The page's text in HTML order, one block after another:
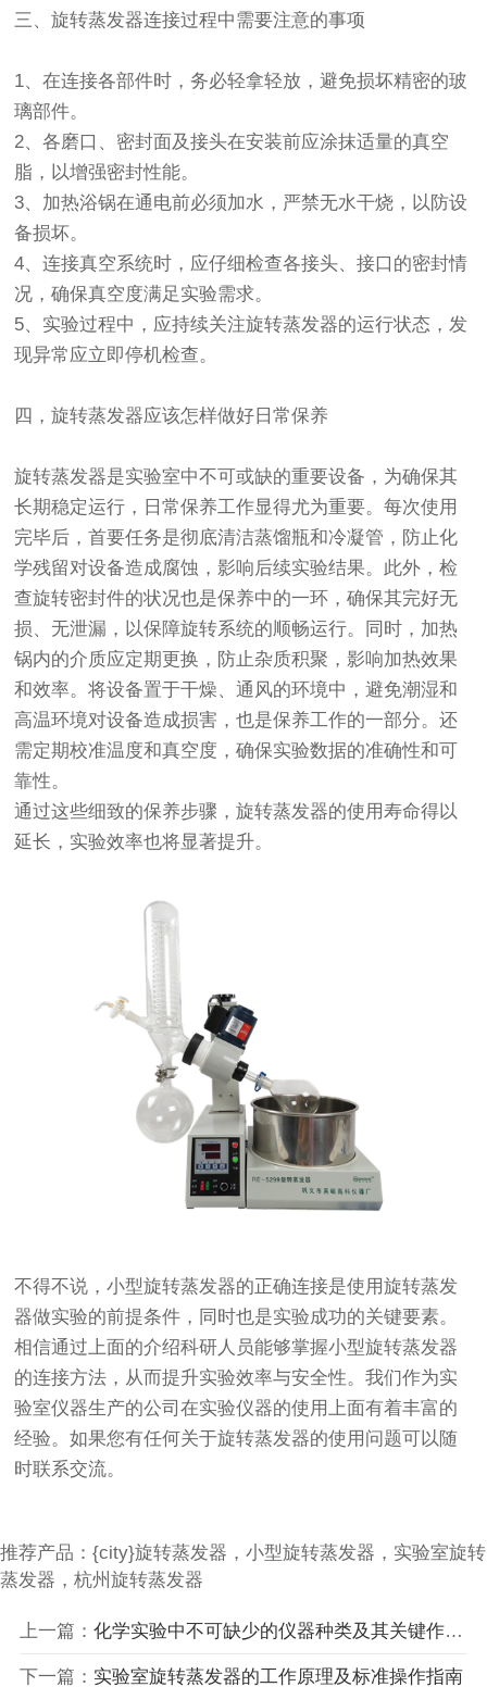
三、旋转蒸发器连接过程中需要注意的事项
1、在连接各部件时，务必轻拿轻放，避免损坏精密的玻
璃部件。
2、各磨口、密封面及接头在安装前应涂抹适量的真空
脂，以增强密封性能。
3、加热浴锅在通电前必须加水，严禁无水干烧，以防设
备损坏。
4、连接真空系统时，应仔细检查各接头、接口的密封情
况，确保真空度满足实验需求。
5、实验过程中，应持续关注旋转蒸发器的运行状态，发
现异常应立即停机检查。
四，旋转蒸发器应该怎样做好日常保养
旋转蒸发器是实验室中不可或缺的重要设备，为确保其
长期稳定运行，日常保养工作显得尤为重要。每次使用
完毕后，首要任务是彻底清洁蒸馏瓶和冷凝管，防止化
学残留对设备造成腐蚀，影响后续实验结果。此外，检
查旋转密封件的状况也是保养中的一环，确保其完好无
损、无泄漏，以保障旋转系统的顺畅运行。同时，加热
锅内的介质应定期更换，防止杂质积聚，影响加热效果
和效率。将设备置于干燥、通风的环境中，避免潮湿和
高温环境对设备造成损害，也是保养工作的一部分。还
需定期校准温度和真空度，确保实验数据的准确性和可
靠性。
通过这些细致的保养步骤，旋转蒸发器的使用寿命得以
延长，实验效率也将显著提升。
不得不说，小型旋转蒸发器的正确连接是使用旋转蒸发
器做实验的前提条件，同时也是实验成功的关键要素。
相信通过上面的介绍科研人员能够掌握小型旋转蒸发器
的连接方法 ，从而提升实验效率与安全性。我们作为实
验室仪器生产的公司在实验仪器的使用上面有着丰富的
经验。如果您有任何关于旋转蒸发器的使用问题可以随
时联系交流。
推荐产品：{city}旋转蒸发器，小型旋转蒸发器，实验室旋转
蒸发器，杭州旋转蒸发器
上一篇： 化学实验中不可缺少的仪器种类及其关键作用解析
下一篇： 实验室旋转蒸发器的工作原理及标准操作指南